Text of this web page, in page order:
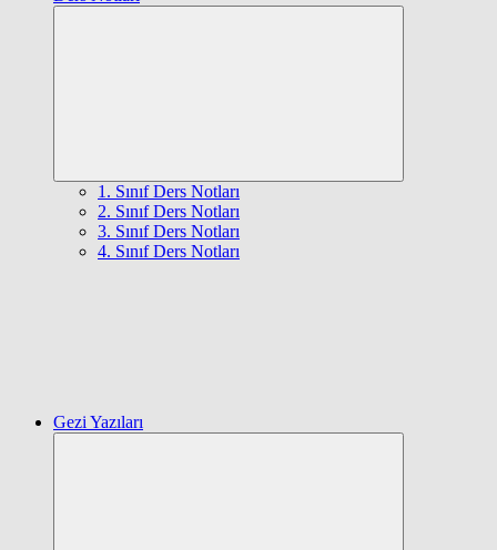
1. Sınıf Ders Notları
2. Sınıf Ders Notları
3. Sınıf Ders Notları
4. Sınıf Ders Notları
Gezi Yazıları